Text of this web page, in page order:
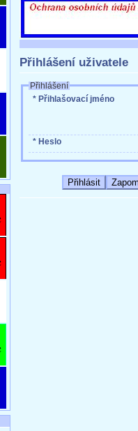
Přihlášení uživatele
Přihlášení
* Přihlašovací jméno
* Heslo